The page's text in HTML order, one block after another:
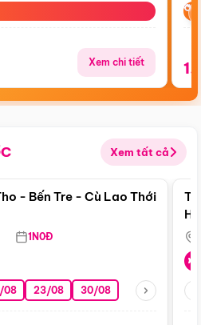
Xem chi tiết
Xem tất cả
Điểm nổi bật
- Bến Tre - Cù Lao Thới
1N0Đ
08 23/08 30/08